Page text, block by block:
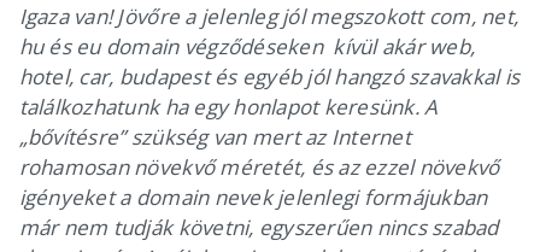
Igaza van! Jövőre a jelenleg jól megszokott com, net,
hu és eu domain végződéseken kívül akár web,
hotel, car, budapest és egyéb jól hangzó szavakkal is
találkozhatunk ha egy honlapot keresünk. A
„bővítésre” szükség van mert az Internet
rohamosan növekvő méretét, és az ezzel növekvő
igényeket a domain nevek jelenlegi formájukban
már nem tudják követni, egyszerűen nincs szabad